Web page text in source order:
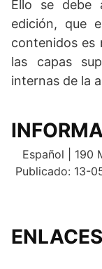
Ello se debe
edición, que
contenidos es
las capas
internas de la
Español | 190
Publicado: 13-